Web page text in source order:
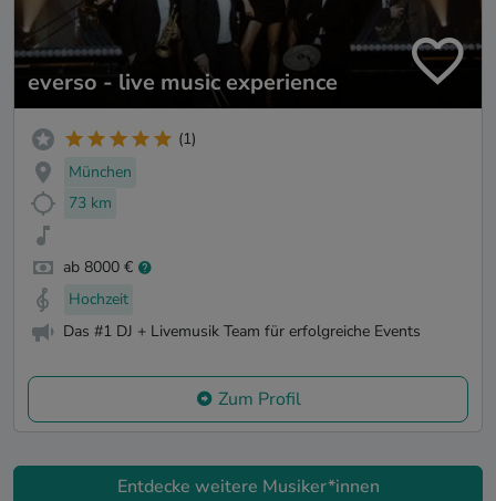
everso - live music experience
(1)
München
73 km
ab 8000 €
Hochzeit
Das #1 DJ + Livemusik Team für erfolgreiche Events
Zum Profil
Entdecke weitere Musiker*innen